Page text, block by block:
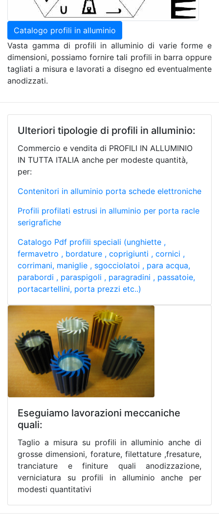
Catalogo profili in alluminio
Vasta gamma di profili in alluminio di varie forme e
dimensioni, possiamo fornire tali profili in barra oppure
tagliati a misura e lavorati a disegno ed eventualmente
anodizzati.
Ulteriori tipologie di profili in alluminio:
Commercio e vendita di PROFILI IN ALLUMINIO
IN TUTTA ITALIA anche per modeste quantità,
per:
Contenitori in alluminio porta schede elettroniche
Profili profilati estrusi in alluminio per porta racle
serigrafiche
Catalogo Pdf profili speciali (unghiette ,
fermavetro , bordature , coprigiunti , cornici ,
corrimani, maniglie , sgocciolatoi , para acqua,
parabordi , paraspigoli , paragradini , passatoie,
portacartellini, porta prezzi etc..)
Eseguiamo lavorazioni meccaniche
quali:
Taglio a misura su profili in alluminio anche di
grosse dimensioni, forature, filettature ,fresature,
tranciature e finiture quali anodizzazione,
verniciatura su profili in alluminio anche per
modesti quantitativi